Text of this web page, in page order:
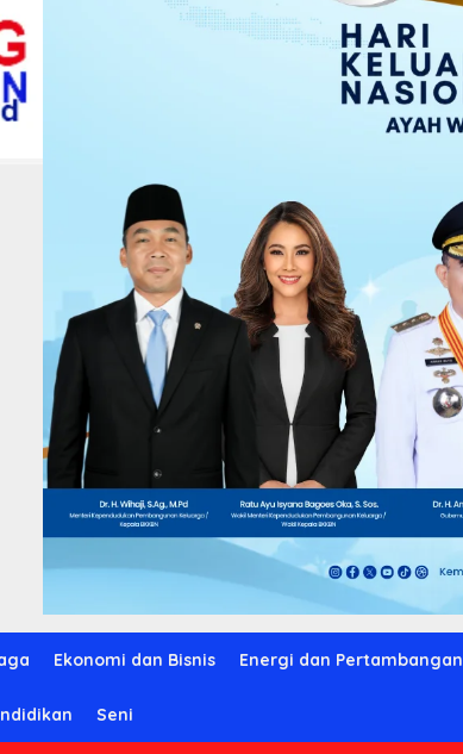
Ekonomi dan Bisnis Energi dan Pertambangan
Seni